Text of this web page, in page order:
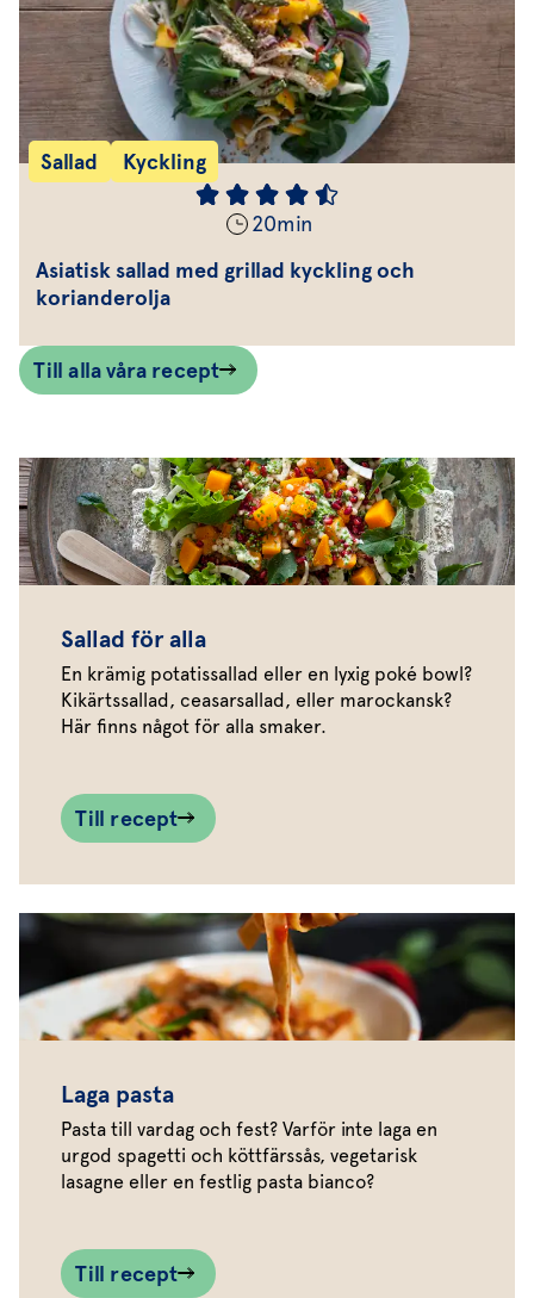
Sallad Kyckling
20min
Asiatisk sallad med grillad kyckling och
korianderolja
Till alla våra recept
Sallad för alla
En krämig potatissallad eller en lyxig poké bowl?
Kikärtssallad, ceasarsallad, eller marockansk?
Här finns något för alla smaker.
Till recept
Laga pasta
Pasta till vardag och fest? Varför inte laga en
urgod spagetti och köttfärssås, vegetarisk
lasagne eller en festlig pasta bianco?
Till recept